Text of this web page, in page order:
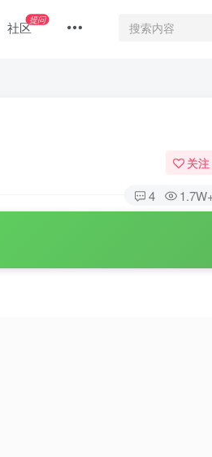
社区提问
关注
4